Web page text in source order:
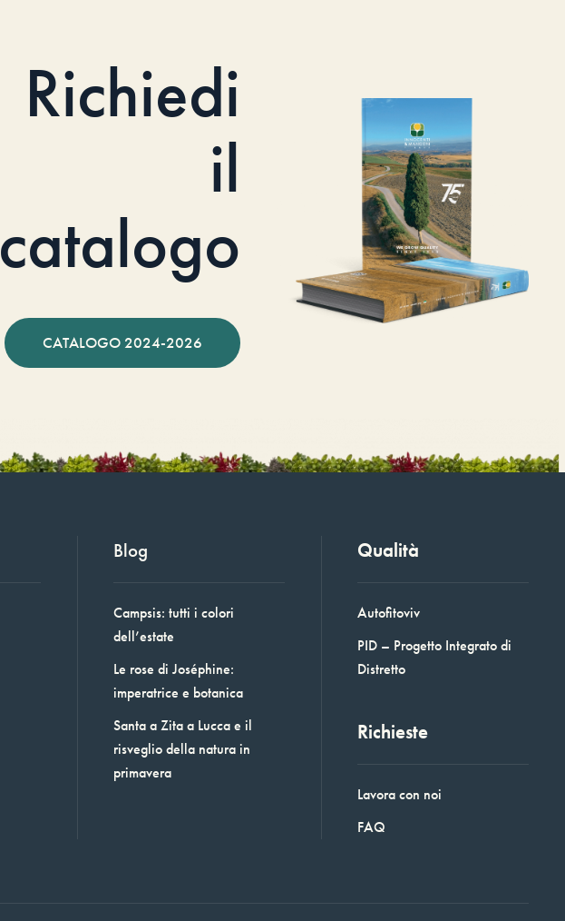
Richiedi
il
catalogo
CATALOGO 2024-2026
Blog
Campsis: tutti i colori
dell’estate
Le rose di Joséphine:
imperatrice e botanica
Santa a Zita a Lucca e il
risveglio della natura in
primavera
Qualità
Autofitoviv
PID – Progetto Integrato di
Distretto
Richieste
Lavora con noi
FAQ